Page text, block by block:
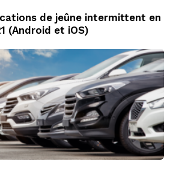
de jeûne intermittent en
(Android et iOS)